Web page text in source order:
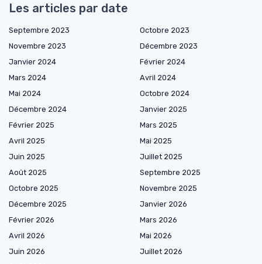
Les articles par date
Septembre 2023
Octobre 2023
Novembre 2023
Décembre 2023
Janvier 2024
Février 2024
Mars 2024
Avril 2024
Mai 2024
Octobre 2024
Décembre 2024
Janvier 2025
Février 2025
Mars 2025
Avril 2025
Mai 2025
Juin 2025
Juillet 2025
Août 2025
Septembre 2025
Octobre 2025
Novembre 2025
Décembre 2025
Janvier 2026
Février 2026
Mars 2026
Avril 2026
Mai 2026
Juin 2026
Juillet 2026